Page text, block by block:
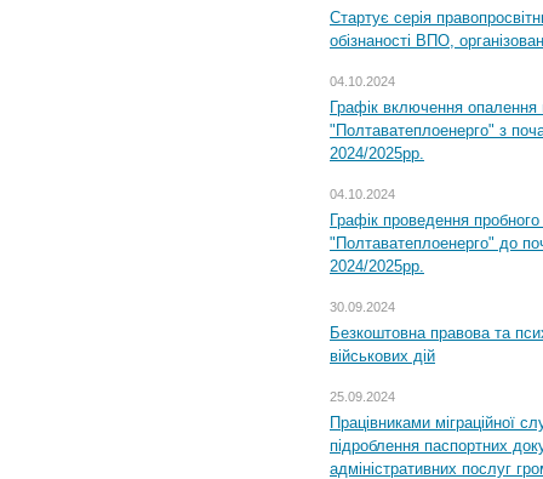
Стартує серія
обізнаності ВПО,
04.10.2024
Графік включення
"Полтаватеплоенерго" з
2024/2025рр.
04.10.2024
Графік проведення
"Полтаватеплоенерго" до
2024/2025рр.
30.09.2024
Безкоштовна правова та
військових дій
25.09.2024
Працівниками міграційної
підроблення паспортних
адміністративних послуг